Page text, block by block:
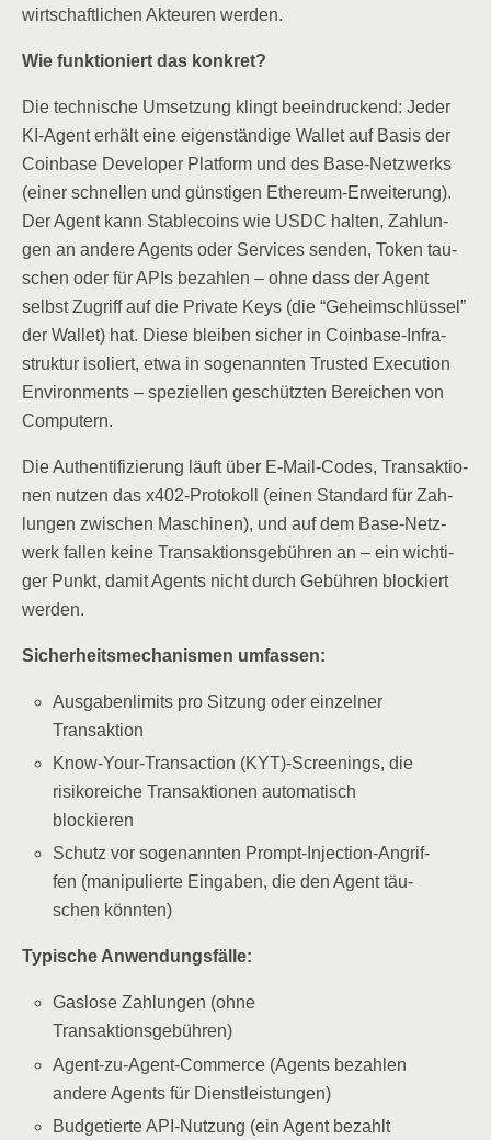
wirt­schaft­li­chen Akteu­ren werden.
Wie funk­tio­niert das konkret?
Die tech­ni­sche Umset­zung klingt beein­dru­ckend: Jeder
KI-Agent erhält eine eigen­stän­di­ge Wal­let auf Basis der
Coin­ba­se Deve­lo­per Plat­form und des Base-Netz­werks
(einer schnel­len und güns­ti­gen Ethe­re­um-Erwei­te­rung).
Der Agent kann Sta­b­le­co­ins wie USDC hal­ten, Zah­lun­
gen an ande­re Agents oder Ser­vices sen­den, Token tau­
schen oder für APIs bezah­len – ohne dass der Agent
selbst Zugriff auf die Pri­va­te Keys (die “Geheim­schlüs­sel”
der Wal­let) hat. Die­se blei­ben sicher in Coin­ba­se-Infra­
struk­tur iso­liert, etwa in soge­nann­ten Trus­ted Exe­cu­ti­on
Envi­ron­ments – spe­zi­el­len geschütz­ten Berei­chen von
Computern.
Die Authen­ti­fi­zie­rung läuft über E‑Mail-Codes, Trans­ak­tio­
nen nut­zen das x402-Pro­to­koll (einen Stan­dard für Zah­
lun­gen zwi­schen Maschi­nen), und auf dem Base-Netz­
werk fal­len kei­ne Trans­ak­ti­ons­ge­büh­ren an – ein wich­ti­
ger Punkt, damit Agents nicht durch Gebüh­ren blo­ckiert
werden.
Sicher­heits­me­cha­nis­men umfassen:
Aus­ga­ben­li­mits pro Sit­zung oder ein­zel­ner
Transaktion
Know-Your-Tran­sac­tion (KYT)-Screenings, die
risi­ko­rei­che Trans­ak­tio­nen auto­ma­tisch
blockieren
Schutz vor soge­nann­ten Prompt-Injec­tion-Angrif­
fen (mani­pu­lier­te Ein­ga­ben, die den Agent täu­
schen könnten)
Typi­sche Anwendungsfälle:
Gas­lo­se Zah­lun­gen (ohne
Transaktionsgebühren)
Agent-zu-Agent-Com­mer­ce (Agents bezah­len
ande­re Agents für Dienstleistungen)
Bud­ge­tier­te API-Nut­zung (ein Agent bezahlt